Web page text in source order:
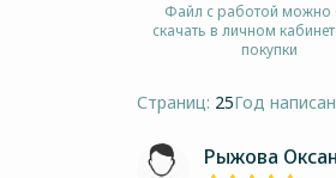
Файл с работой можно
скачать в личном
покупки
Страниц: 25Год
Рыжова